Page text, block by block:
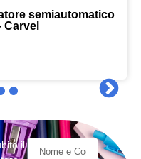
semiautomatico
Carvel
il